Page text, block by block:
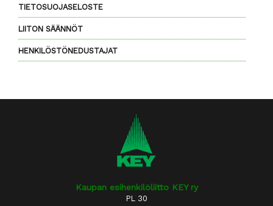
TIETOSUOJASELOSTE
LIITON SÄÄNNÖT
HENKILÖSTÖNEDUSTAJAT
Kaupan esihenkilöliitto KEY ry
PL 30